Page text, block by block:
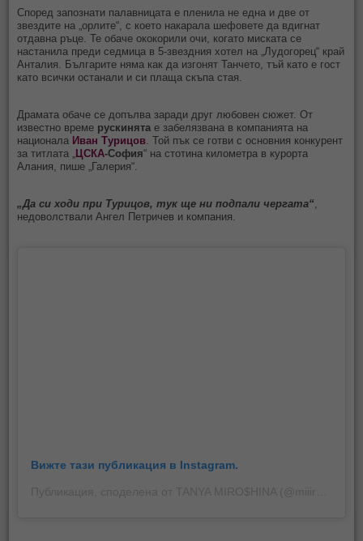
Според запознати палавницата е пленила не една и две от
звездите на „орлите“, с което накарала шефовете да вдигнат
отдавна ръце. Те обаче ококорили очи, когато миската се
настанила преди седмица в 5-звездния хотел на „Лудогорец“ край
Анталия. Българите няма как да изгонят Танчето, тъй като е гост
като всички останали и си плаща скъпа стая.
Драмата обаче се допълва заради друг любовен сюжет. От
известно време рускинятае забелязвана в компанията на
национала Иван Турицов . Той пък се готви с основния конкурент
за титлата „
ЦСКА-София“ на стотина километра в курорта
Алания, пише „Галерия“.
„Да си ходи при Турицов, тук ще ни подпали чергата“
недоволствали Ангел Петричев и компания.
Вижте тази публикация в Instagram.